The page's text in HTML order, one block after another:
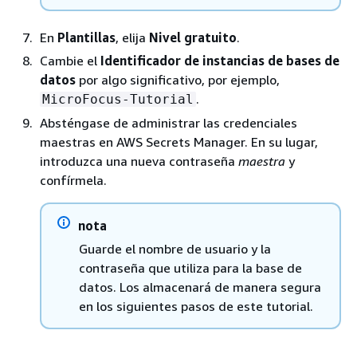
En Plantillas, elija Nivel gratuito.
Cambie el Identificador de instancias de bases de
datos por algo significativo, por ejemplo,
MicroFocus-Tutorial .
Absténgase de administrar las credenciales
maestras en AWS Secrets Manager. En su lugar,
introduzca una nueva contraseña maestra y
confírmela.
nota
Guarde el nombre de usuario y la
contraseña que utiliza para la base de
datos. Los almacenará de manera segura
en los siguientes pasos de este tutorial.